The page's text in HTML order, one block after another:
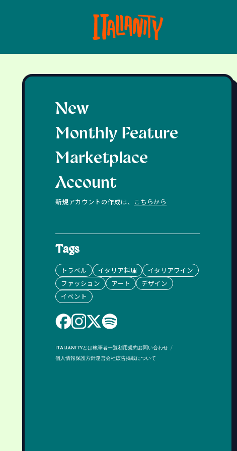
New
Monthly Feature
Marketplace
Account
新規アカウントの作成は、 こちらから
Tags
トラベル イタリア料理
イタリアワイン
ファッション
アート
デザイン
イベント
ITALIANITYとは執筆者一覧利用規約お問い合わせ
個人情報保護方針運営会社広告掲載について